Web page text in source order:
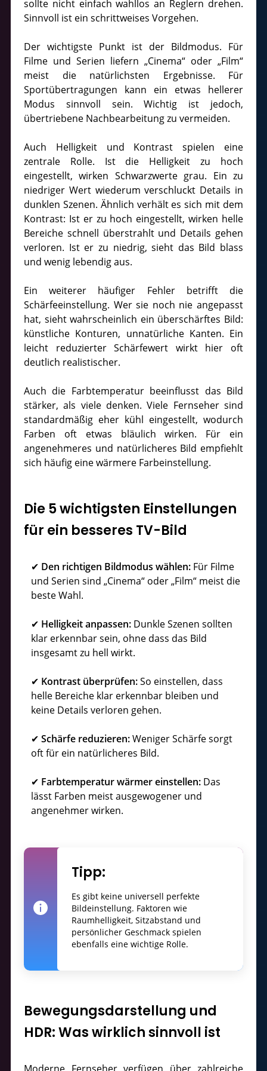
sollte nicht einfach wahllos an Reglern drehen.
Sinnvoll ist ein schrittweises Vorgehen.
Der wichtigste Punkt ist der Bildmodus. Für
Filme und Serien liefern „Cinema“ oder „Film“
meist die natürlichsten Ergebnisse. Für
Sportübertragungen kann ein etwas hellerer
Modus sinnvoll sein. Wichtig ist jedoch,
übertriebene Nachbearbeitung zu vermeiden.
Auch Helligkeit und Kontrast spielen eine
zentrale Rolle. Ist die Helligkeit zu hoch
eingestellt, wirken Schwarzwerte grau. Ein zu
niedriger Wert wiederum verschluckt Details in
dunklen Szenen. Ähnlich verhält es sich mit dem
Kontrast: Ist er zu hoch eingestellt, wirken helle
Bereiche schnell überstrahlt und Details gehen
verloren. Ist er zu niedrig, sieht das Bild blass
und wenig lebendig aus.
Ein weiterer häufiger Fehler betrifft die
Schärfeeinstellung. Wer sie noch nie angepasst
hat, sieht wahrscheinlich ein überschärftes Bild:
künstliche Konturen, unnatürliche Kanten. Ein
leicht reduzierter Schärfewert wirkt hier oft
deutlich realistischer.
Auch die Farbtemperatur beeinflusst das Bild
stärker, als viele denken. Viele Fernseher sind
standardmäßig eher kühl eingestellt, wodurch
Farben oft etwas bläulich wirken. Für ein
angenehmeres und natürlicheres Bild empfiehlt
sich häufig eine wärmere Farbeinstellung.
Die 5 wichtigsten Einstellungen
für ein besseres TV-Bild
✔ Den richtigen Bildmodus wählen: Für Filme
und Serien sind „Cinema“ oder „Film“ meist die
beste Wahl.
✔ Helligkeit anpassen: Dunkle Szenen sollten
klar erkennbar sein, ohne dass das Bild
insgesamt zu hell wirkt.
✔ Kontrast überprüfen:So einstellen, dass
helle Bereiche klar erkennbar bleiben und
keine Details verloren gehen.
✔ Schärfe reduzieren:Weniger Schärfe sorgt
oft für ein natürlicheres Bild.
✔ Farbtemperatur wärmer einstellen: Das
lässt Farben meist ausgewogener und
angenehmer wirken.
Tipp:
Es gibt keine universell perfekte
Bildeinstellung. Faktoren wie
Raumhelligkeit, Sitzabstand und
persönlicher Geschmack spielen
ebenfalls eine wichtige Rolle.
Bewegungsdarstellung und
HDR: Was wirklich sinnvoll ist